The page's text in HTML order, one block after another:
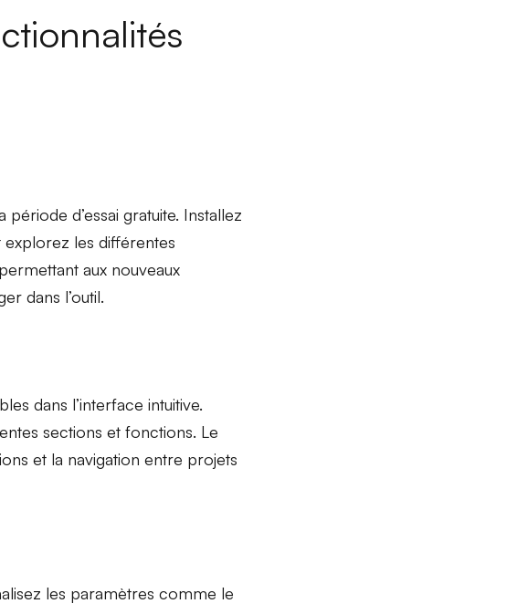
d’essai gratuite. Installez
les différentes
aux nouveaux
dans l’outil.
dans l’interface intuitive.
sections et fonctions. Le
et la navigation entre projets
les paramètres comme le